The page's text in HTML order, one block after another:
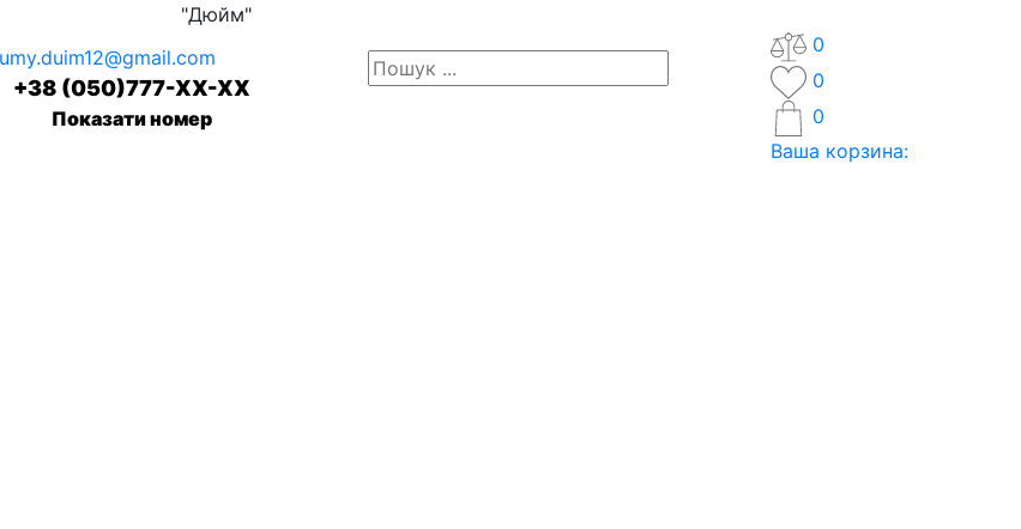
"Дюйм"
+38 (050)777-XX-XX
Показати номер
0
0
0
Ваша корзина: